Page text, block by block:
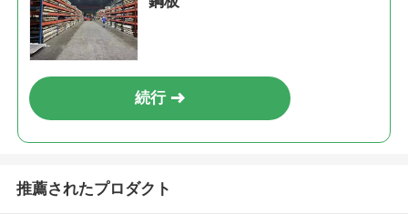
続行
推薦されたプロダクト